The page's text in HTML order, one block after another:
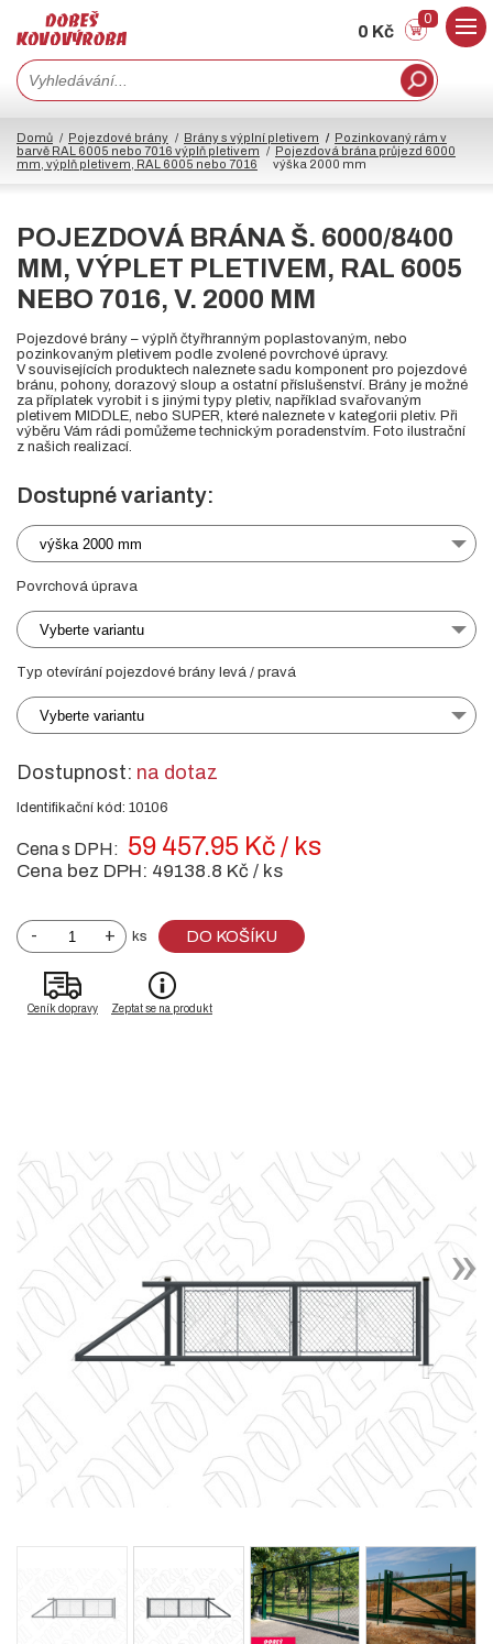
0 Kč
0
Domů Pojezdové brány Brány s výplní pletivem
Pozinkovaný rám v
barvě RAL 6005 nebo 7016 výplň pletivem
Pojezdová brána průjezd 6000
mm, výplň pletivem, RAL 6005 nebo 7016
výška 2000 mm
POJEZDOVÁ BRÁNA Š. 6000/8400
MM, VÝPLET PLETIVEM, RAL 6005
NEBO 7016, V. 2000 MM
Pojezdové brány – výplň čtyřhranným poplastovaným, nebo
pozinkovaným pletivem podle zvolené povrchové úpravy.
V souvisejících produktech naleznete sadu komponent pro pojezdové
bránu, pohony, dorazový sloup a ostatní příslušenství. Brány je možné
za příplatek vyrobit i s jinými typy pletiv, například svařovaným
pletivem MIDDLE, nebo SUPER, které naleznete v kategorii pletiv. Při
výběru Vám rádi pomůžeme technickým poradenstvím. Foto ilustrační
z našich realizací.
Dostupné varianty:
výška 2000 mm
Povrchová úprava
Vyberte variantu
Typ otevírání pojezdové brány levá / pravá
Vyberte variantu
Dostupnost: na dotaz
Identifikační kód: 10106
Cena s DPH: 59 457.95 Kč / ks
Cena bez DPH: 49138.8 Kč / ks
- + ks DO KOŠÍKU
Ceník dopravy Zeptat se na produkt